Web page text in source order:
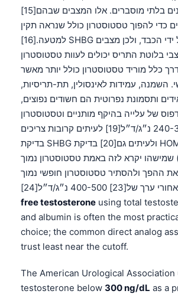
פרכוס, ותסמינים בלתי מוסברים. אלו המצבים שבהם[15]
כדי להפוך טסטוסטרון כולל שנראה תקין
למטעה.[16] SHBG מיוצר ברובו על ידי הכבד, ולכן מצבים
בלוטת התריס יכולים לעוות טסטוסטרון
בדרך כלל מוריד טסטוסטרון כולל יותר מאשר
השמנה, עמידות לאינסולין, תת-תריסיות,
ותסמונת נפרוטית הם חשודים נפוצים,
של עלייה בהיקף מותניים וטסטוסטרון
כולל של[18] 240-320 נ״ג/ד״ל[19] לעיתים קרובות צריכים
בדיקת SHBG ולעיתים גם[20] בדיקת HOMA-IR[21] לפני
שמישהו יקרא לזה באמת טסטוסטרון נמוך (Low-T).[22]
את ההפך ולהסתיר טסטוסטרון חופשי נמוך
free testosterone using total
and albumin is often the most
choice; the common direct analog
trust least near the cutoff.
The American Urological Association
testosterone below 300 ng/dL as a